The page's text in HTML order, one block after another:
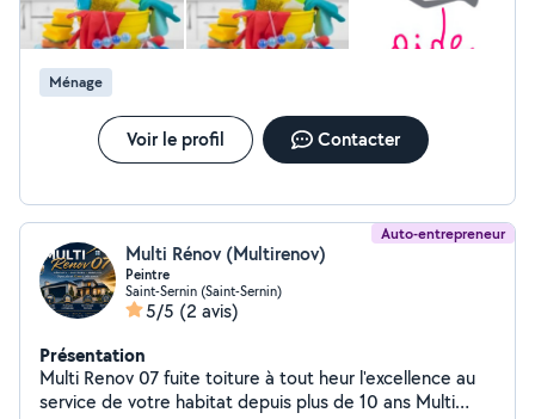
Ménage
Voir le profil Contacter
Auto-entrepreneur
Multi Rénov (Multirenov)
Peintre
Saint-Sernin (Saint-Sernin)
5/5 (2 avis)
Présentation
Multi Renov 07 fuite toiture à tout heur l'excellence au
service de votre habitat depuis plus de 10 ans Multi